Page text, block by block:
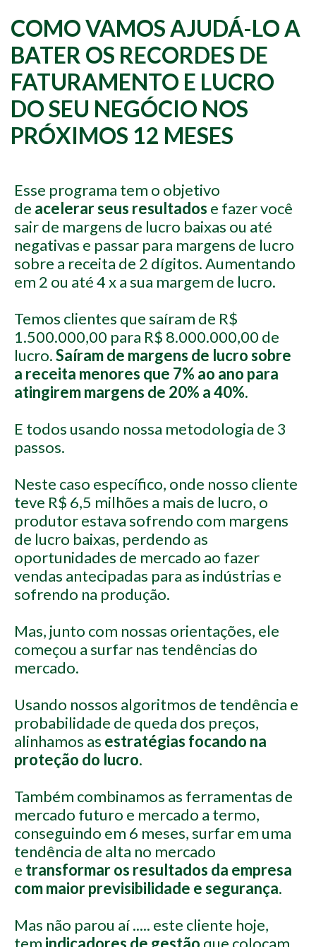
COMO VAMOS AJUDÁ-LO A
BATER OS RECORDES DE
FATURAMENTO E LUCRO
DO SEU NEGÓCIO NOS
PRÓXIMOS 12 MESES
Esse programa tem o objetivo
de acelerar seus resultados e fazer você
sair de margens de lucro baixas ou até
negativas e passar para margens de lucro
sobre a receita de 2 dígitos. Aumentando
em 2 ou até 4 x a sua margem de lucro.
Temos clientes que saíram de R$
1.500.000,00 para R$ 8.000.000,00 de
lucro.Saíram de margens de lucro sobre
a receita menores que 7% ao ano para
atingirem margens de 20% a 40%.
E todos usando nossa metodologia de 3
passos.
Neste caso específico, onde nosso cliente
teve R$ 6,5 milhões a mais de lucro, o
produtor estava sofrendo com margens
de lucro baixas, perdendo as
oportunidades de mercado ao fazer
vendas antecipadas para as indústrias e
sofrendo na produção.
Mas, junto com nossas orientações, ele
começou a surfar nas tendências do
mercado.
Usando nossos algoritmos de tendência e
probabilidade de queda dos preços,
alinhamos as estratégias focando na
proteção do lucro.
Também combinamos as ferramentas de
mercado futuro e mercado a termo,
conseguindo em 6 meses, surfar em uma
tendência de alta no mercado
e transformar os resultados da empresa
com maior previsibilidade e segurança.
Mas não parou aí ..... este cliente hoje,
tem indicadores de gestão que colocam